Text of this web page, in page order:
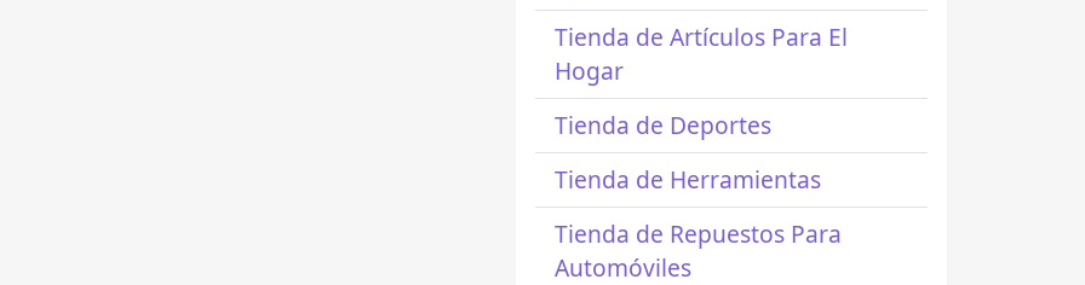
Tienda de Artículos Para El
Hogar
Tienda de Deportes
Tienda de Herramientas
Tienda de Repuestos Para
Automóviles